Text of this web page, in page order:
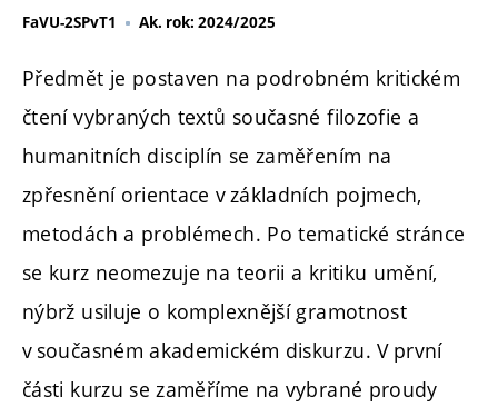
FaVU-2SPvT1 Ak. rok: 2024/2025
Předmět je postaven na podrobném kritickém
čtení vybraných textů současné filozofie a
humanitních disciplín se zaměřením na
zpřesnění orientace v základních pojmech,
metodách a problémech. Po tematické stránce
se kurz neomezuje na teorii a kritiku umění,
nýbrž usiluje o komplexnější gramotnost
v současném akademickém diskurzu. V první
části kurzu se zaměříme na vybrané proudy